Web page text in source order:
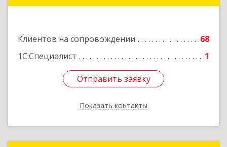
Клиентов на сопровождении
68
1С:Специалист
1
Отправить заявку
Показать контакты
Отправить заявку
Назад